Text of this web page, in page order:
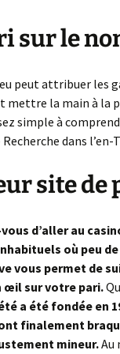
sur le
peut attribuer les
mettre la main à la
simple à
dans l’en-
site de
d’aller au
où peu
vous permet de
œil sur votre pari.
a été fondée en
finalement
mineur.Au